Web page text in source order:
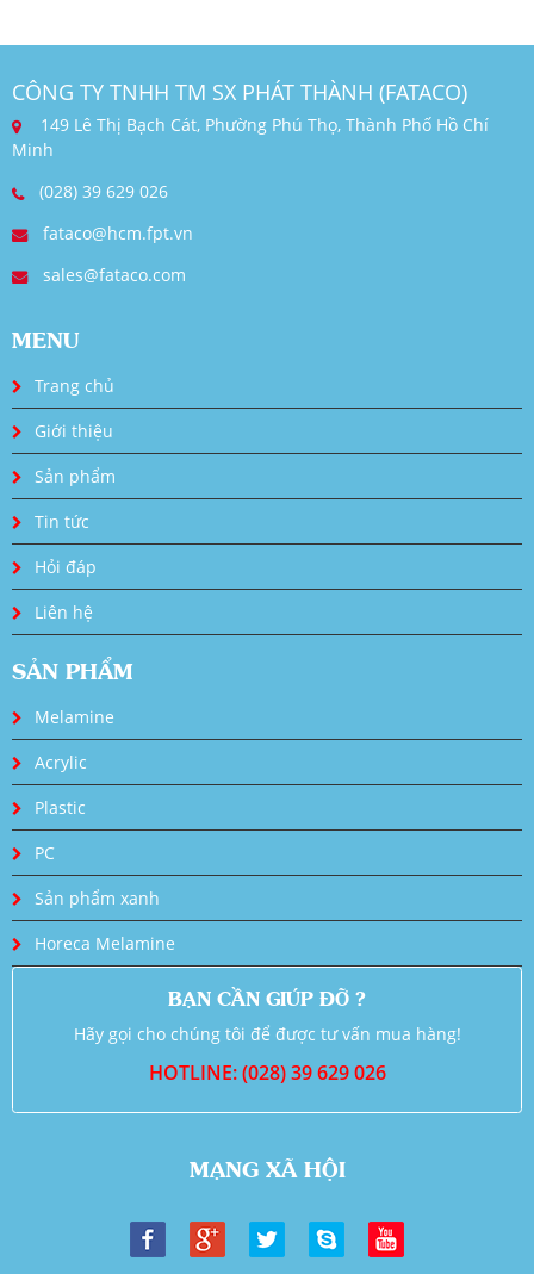
CÔNG TY TNHH TM SX PHÁT THÀNH (FATACO)
149 Lê Thị Bạch Cát, Phường Phú Thọ, Thành Phố Hồ Chí
Minh
(028) 39 629 026
fataco@hcm.fpt.vn
sales@fataco.com
MENU
Trang chủ
Giới thiệu
Sản phẩm
Tin tức
Hỏi đáp
Liên hệ
SẢN PHẨM
Melamine
Acrylic
Plastic
PC
Sản phẩm xanh
Horeca Melamine
BẠN CẦN GIÚP ĐỠ ?
Hãy gọi cho chúng tôi để được tư vấn mua hàng!
HOTLINE: (028) 39 629 026
MẠNG XÃ HỘI